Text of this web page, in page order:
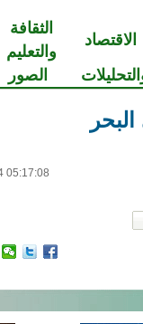
الاقتصاد
الثقافة
والتعليم
الصور
05:17:08